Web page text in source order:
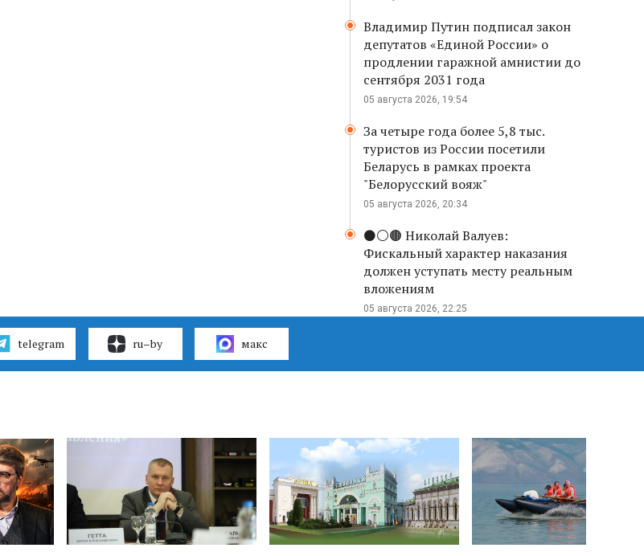
Владимир Путин подписал закон
депутатов «Единой России» о
продлении гаражной амнистии до
сентября 2031 года
05 августа 2026, 19:54
За четыре года более 5,8 тыс.
туристов из России посетили
Беларусь в рамках проекта
"Белорусский вояж"
05 августа 2026, 20:34
⚫️⚪️🟤 Николай Валуев:
Фискальный характер наказания
должен уступать месту реальным
вложениям
05 августа 2026, 22:25
telegram ru–by макс